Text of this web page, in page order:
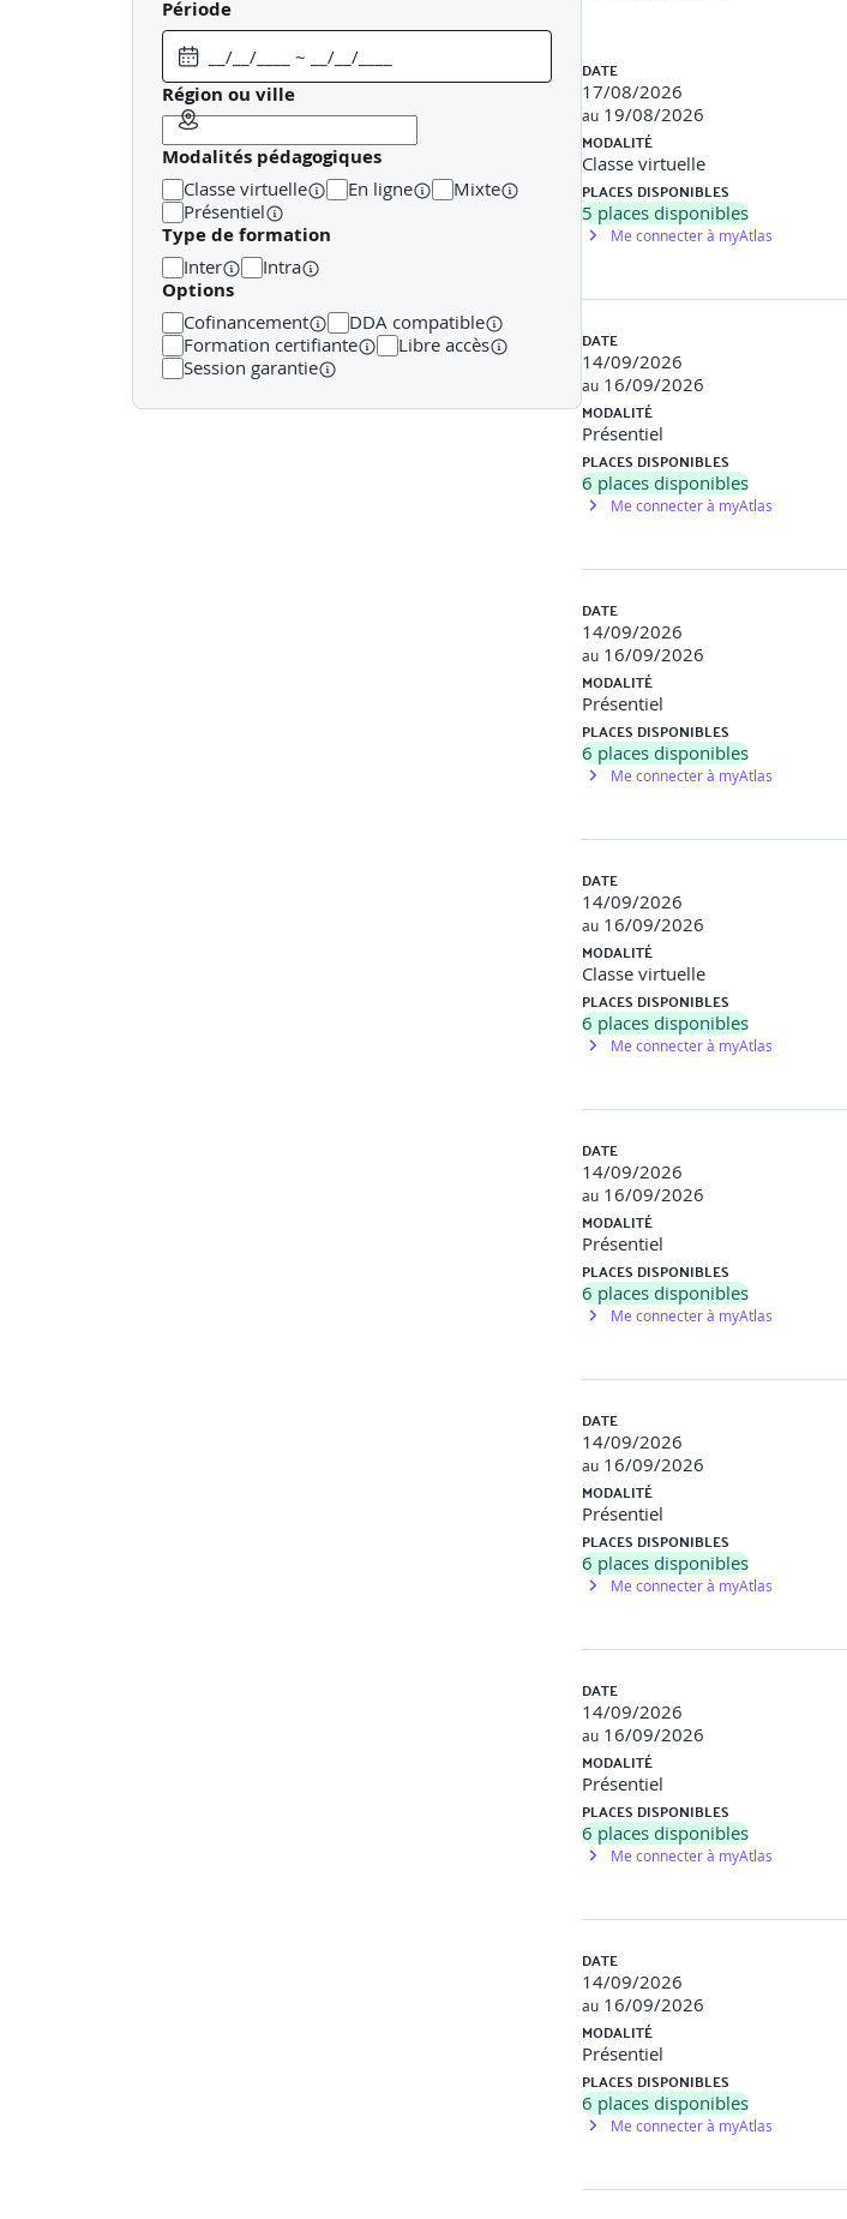
Assignations avec const et let
Boucles et conditions
Fonctions
Tableaux
Mises en pratique :
Schématisation de snippets simples
Écriture et utilisation de fonctions
Manipulation de tableaux
Jour 2 : JavaScript dans le navigateur
La fenêtre
Sélectionner et modifier un élément HTML (querySelector, textContent, classList)
Adapter une interface selon la taille d’écran (window.innerWidth)
Ajuster classes/affichage selon breakpoint (via classList)
Période
Région ou ville
Modalités pédagogiques
Classe virtuelle En ligne
Mixte
Présentiel
Type de formation
Inter Intra
Options
Cofinancement
DDA compatible
Formation certifiante
Libre accès
Session garantie
DATE
17/08/2026
au 19/08/2026
MODALITÉ
Classe virtuelle
PLACES DISPONIBLES
5 places disponibles
Me connecter à myAtlas
DATE
14/09/2026
au 16/09/2026
MODALITÉ
Présentiel
PLACES DISPONIBLES
6 places disponibles
Me connecter à myAtlas
DATE
14/09/2026
au 16/09/2026
MODALITÉ
Présentiel
PLACES DISPONIBLES
6 places disponibles
Me connecter à myAtlas
DATE
14/09/2026
au 16/09/2026
MODALITÉ
Classe virtuelle
PLACES DISPONIBLES
6 places disponibles
Me connecter à myAtlas
DATE
14/09/2026
au 16/09/2026
MODALITÉ
Présentiel
PLACES DISPONIBLES
6 places disponibles
Me connecter à myAtlas
DATE
14/09/2026
au 16/09/2026
MODALITÉ
Présentiel
PLACES DISPONIBLES
6 places disponibles
Me connecter à myAtlas
DATE
14/09/2026
au 16/09/2026
MODALITÉ
Présentiel
PLACES DISPONIBLES
6 places disponibles
Me connecter à myAtlas
DATE
14/09/2026
au 16/09/2026
MODALITÉ
Présentiel
PLACES DISPONIBLES
6 places disponibles
Me connecter à myAtlas